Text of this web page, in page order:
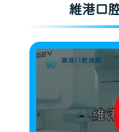
維港口